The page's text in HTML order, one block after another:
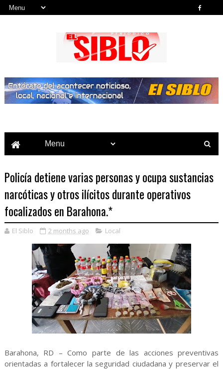
Policía detiene varias personas y ocupa sustancias
narcóticas y otros ilícitos durante operativos
focalizados en Barahona.*
El Siblo 2 months ago Local
Barahona, RD – Como parte de las acciones preventivas
orientadas a fortalecer la seguridad ciudadana y preservar el